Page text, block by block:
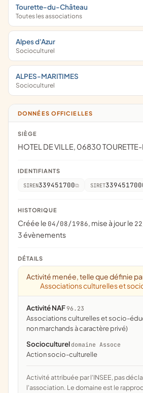
Tourette-du-Château
Toutes les associations
Alpes d'Azur
Socioculturel
ALPES-MARITIMES
Socioculturel
DONNÉES OFFICIELLES
SIÈGE
HOTEL DE VILLE, 06830
IDENTIFIANTS
SIREN339451700 SIRET
HISTORIQUE
Créée le 04/08/1986, mise à jour le
3 évènements
DÉTAILS
Activité menée, telle que définie
Associations culturelles et
Activité NAF96.23
Associations culturelles et socio-
non marchands à caractère privé)
Socioculturel domaine Assoce
action socio-culturelle
Activité attribuée par l'INSEE, pas déclarée par
l'association. Le domaine est le